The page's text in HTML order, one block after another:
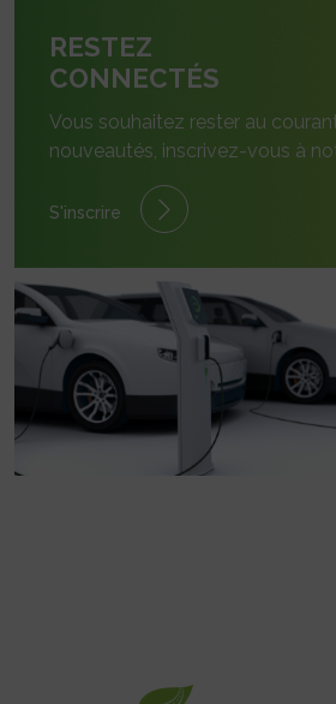
RESTEZ
CONNECTÉS
Vous souhaitez rester au
nouveautés, inscrivez-vous à
S'inscrire